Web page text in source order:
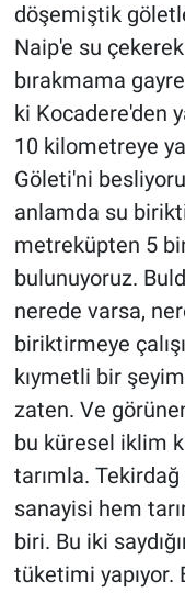
döşemiştik
Naip'e su
bırakmama
ki Kocadere'den
10 kilometreye
Göleti'ni
anlamda su
metreküpten 5
bulunuyoruz.
nerede varsa,
biriktirmeye
kıymetli bir
zaten. Ve
bu küresel iklim
tarımla.
sanayisi hem
biri. Bu iki
tüketimi yapıyor.